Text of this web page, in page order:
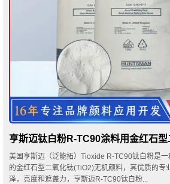
亨斯迈钛白粉R-TC90涂料用金红石
美国亨斯迈（泛能拓）Tioxide R-TC90钛白粉是
的金红石型二氧化钛(TiO2)无机颜料，其优质的专
泽，亮度和遮盖力，亨斯迈R-TC90钛白粉...